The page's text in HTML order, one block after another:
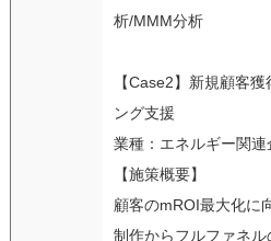
析/MMM分析
【Case2】新規顧客
ング支援
業種：エネルギー関連
【施策概要】
顧客のmROI最大化に
制作からフルファネ